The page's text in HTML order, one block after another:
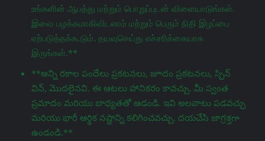
உங்களின் ஆபத்து மற்றும் பொறுப்புடன் விளையாடுங்கள்.
இவை பழக்கமாகிவிடலாம் மற்றும் பெரும் நிதி இழப்பை
ஏற்படுத்தக்கூடும். தயவுசெய்து எச்சரிக்கையாக
இருங்கள்.**
**అన్ని రకాల పందేలు ప్రకటనలు, జూదం ప్రకటనలు, స్పిన్
విన్, మొదలైనవి. ఈ ఆటలు హానికరం కావచ్చు. మీ స్వంత
ప్రమాదం మరియు బాధ్యతతో ఆడండి. ఇవి అలవాటు పడవచ్చు
మరియు భారీ ఆర్థిక నష్టాన్ని కలిగించవచ్చు. దయచేసి జాగ్రತ್ತగా
ఉండండి.**